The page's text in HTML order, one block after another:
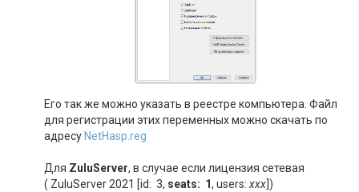
Его так же можно указать в реестре компьютера. Файл
для регистрации этих переменных можно скачать по
адресу NetHasp.reg
Для ZuluServer, в случае если лицензия сетевая
( ZuluServer 2021 [id: 3, seats: 1, users: xxx ])